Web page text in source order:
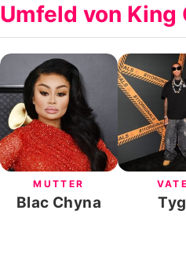
Umfeld von King
MUTTER
Blac Chyna